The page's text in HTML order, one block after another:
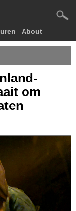
About
om